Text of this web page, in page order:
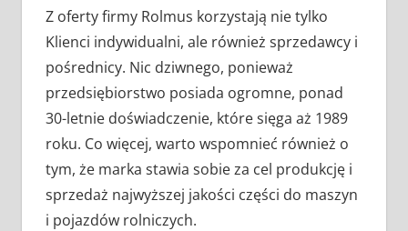
Z oferty firmy Rolmus korzystają nie tylko
Klienci indywidualni, ale również sprzedawcy i
pośrednicy. Nic dziwnego, ponieważ
przedsiębiorstwo posiada ogromne, ponad
30-letnie doświadczenie, które sięga aż 1989
roku. Co więcej, warto wspomnieć również o
tym, że marka stawia sobie za cel produkcję i
sprzedaż najwyższej jakości części do maszyn
i pojazdów rolniczych.